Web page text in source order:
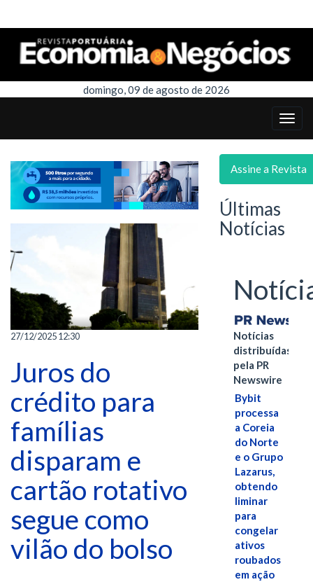
domingo, 09 de agosto de 2026
27/12/2025 12:30
Juros do
crédito para
famílias
disparam e
cartão rotativo
segue como
vilão do bolso
Assine a Revista
Últimas
Notícias
Notícias
distribuídas
pela PR
Newswire
Bybit
processa
a Coreia
do Norte
e o Grupo
Lazarus,
obtendo
liminar
para
congelar
ativos
roubados
em ação